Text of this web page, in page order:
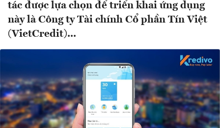
tác được lựa chọn để triển khai ứng dụng
này là Công ty Tài chính Cổ phần Tín Việt
(VietCredit)...